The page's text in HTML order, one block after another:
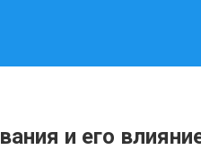
и его